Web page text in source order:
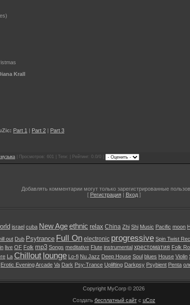
Krall
Part 1 | Part 2 | Part 3
| Просмотров: 601 | Теги: | Рейтинг: 0.0/0 |
Добавлять комментарии могут только зарегистрированные
[ Регистрация| Вход]
israel cuba New Ageethnic relax China Zhi Shi Music Pacific moon
out Dub Psytrance Full On electronic progressive Spin Twist
in live OF Folk mp3 Songs meditative Flute instrumental хрестоматия Folk
La Chillout lounge Lo-fi Nu Jazz Deep House Soul blues House Violin
Erotic EveningArcade Va Dark Psy-Trance Uplifting Darkpsy Psybient Penta
Copyright MyCorp © 2026
Создать бесплатный сайтс uCoz